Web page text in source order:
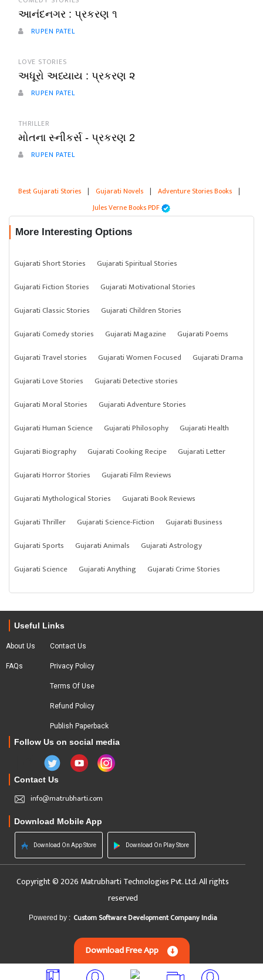
આનંદનગર : પ્રકરણ ૧
RUPEN PATEL
LOVE STORIES
અધૂરો અધ્યાય : પ્રકરણ ૨
RUPEN PATEL
THRILLER
મોતના સ્નીકર્સ - પ્રકરણ 2
RUPEN PATEL
Best Gujarati Stories | Gujarati Novels | Adventure Stories Books |
Jules Verne Books PDF
More Interesting Options
Gujarati Short Stories
Gujarati Spiritual Stories
Gujarati Fiction Stories
Gujarati Motivational Stories
Gujarati Classic Stories
Gujarati Children Stories
Gujarati Comedy stories
Gujarati Magazine
Gujarati Poems
Gujarati Travel stories
Gujarati Women Focused
Gujarati Drama
Gujarati Love Stories
Gujarati Detective stories
Gujarati Moral Stories
Gujarati Adventure Stories
Gujarati Human Science
Gujarati Philosophy
Gujarati Health
Gujarati Biography
Gujarati Cooking Recipe
Gujarati Letter
Gujarati Horror Stories
Gujarati Film Reviews
Gujarati Mythological Stories
Gujarati Book Reviews
Gujarati Thriller
Gujarati Science-Fiction
Gujarati Business
Gujarati Sports
Gujarati Animals
Gujarati Astrology
Gujarati Science
Gujarati Anything Gujarati Crime Stories
Useful Links
About Us
FAQs
Contact Us
Privacy Policy
Terms Of Use
Refund Policy
Publish Paperback
Follow Us on social media
Contact Us
info@matrubharti.com
Download Mobile App
Download On App Store Download On Play Store
Copyright © 2026 Matrubharti Technologies Pvt. Ltd. All rights
reserved
Powered by : Custom Software Development Company India
Download Free App